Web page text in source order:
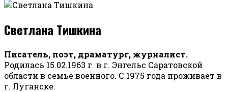
Светлана Тишкина
Писатель, поэт, драматург, журналист.
Родилась 15.02.1963 г. в г. Энгельс Саратовской
области в семье военного. С 1975 года проживает в
г. Луганске.